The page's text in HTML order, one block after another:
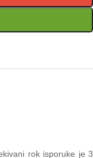
rok isporuke je 3